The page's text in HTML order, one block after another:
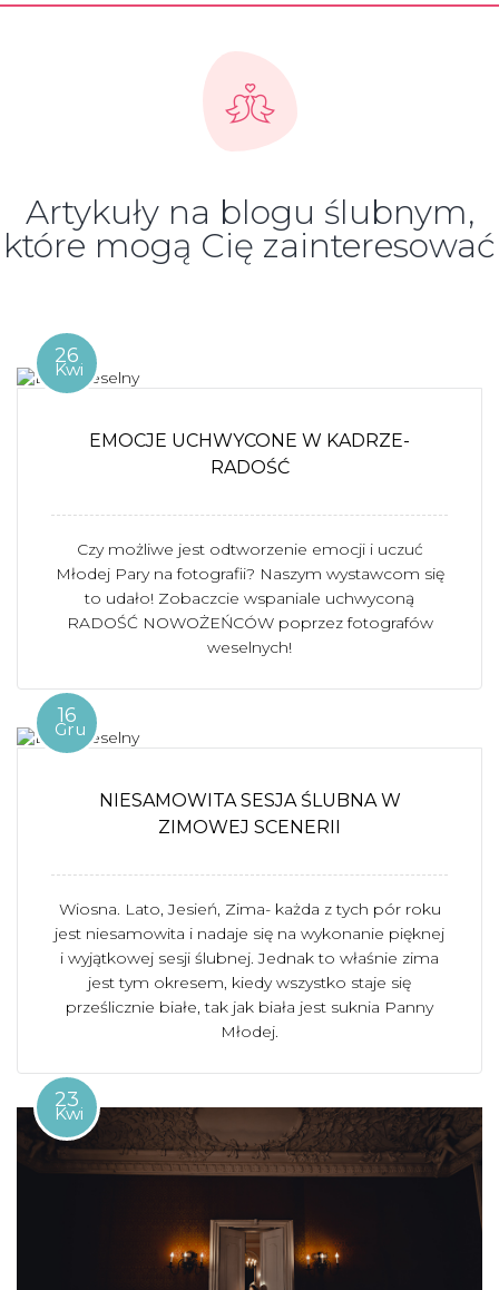
Artykuły na blogu ślubnym,
które mogą Cię zainteresować
26
Kwi
EMOCJE UCHWYCONE W KADRZE-
RADOŚĆ
Czy możliwe jest odtworzenie emocji i uczuć
Młodej Pary na fotografii? Naszym wystawcom się
to udało! Zobaczcie wspaniale uchwyconą
RADOŚĆ NOWOŻEŃCÓW poprzez fotografów
weselnych!
16
Gru
NIESAMOWITA SESJA ŚLUBNA W
ZIMOWEJ SCENERII
Wiosna. Lato, Jesień, Zima- każda z tych pór roku
jest niesamowita i nadaje się na wykonanie pięknej
i wyjątkowej sesji ślubnej. Jednak to właśnie zima
jest tym okresem, kiedy wszystko staje się
prześlicznie białe, tak jak biała jest suknia Panny
Młodej.
23
Kwi